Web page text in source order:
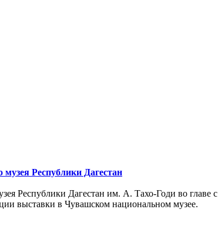
Республики Дагестан
Республики Дагестан им. А. Тахо-Годи во главе с
выставки в Чувашском национальном музее.